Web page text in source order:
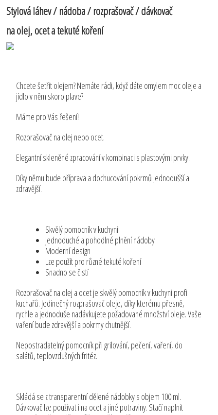
Stylová láhev / nádoba / rozprašovač / dávkovač
na olej, ocet a tekuté koření
Chcete šetřit olejem? Nemáte rádi, když dáte omylem moc oleje a
jídlo v něm skoro plave?
Máme pro Vás řešení!
Rozprašovač na olej nebo ocet.
Elegantní skleněné zpracování v kombinaci s plastovými prvky.
Díky němu bude příprava a dochucování pokrmů jednodušší a
zdravější.
Skvělý pomocník v kuchyni!
Jednoduché a pohodlné plnění nádoby
Moderní design
Lze použít pro různé tekuté koření
Snadno se čistí
Rozprašovač na olej a ocet je skvělý pomocník v kuchyni profi
kuchařů. Jedinečný rozprašovač oleje, díky kterému přesně,
rychle a jednoduše nadávkujete požadované množství oleje. Vaše
vaření bude zdravější a pokrmy chutnější.
Nepostradatelný pomocník při grilování, pečení, vaření, do
salátů, teplovzdušných fritéz.
Skládá se z transparentní dělené nádobky s objem 100 ml.
Dávkovač lze používat i na ocet a jiné potraviny. Stačí naplnit